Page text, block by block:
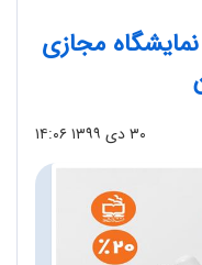
مجازی
۳۰ دی ۱۳۹۹ ۱۴:۰۶